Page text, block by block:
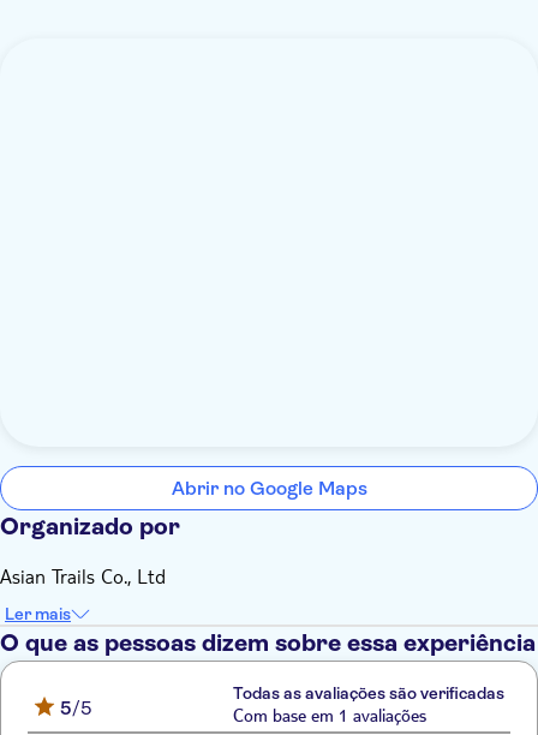
Abrir no Google Maps
Organizado por
Asian Trails Co., Ltd
Ler mais
O que as pessoas dizem sobre essa experiência
5/5
Todas as avaliações são verificadas
Com base em 1 avaliações